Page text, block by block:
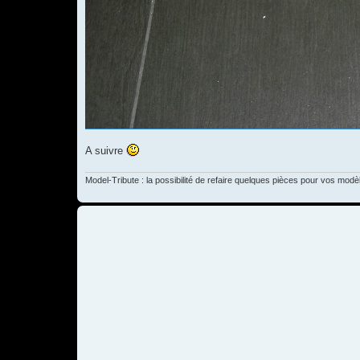
A suivre
Model-Tribute : la possibilité de refaire quelques pièces pour vos